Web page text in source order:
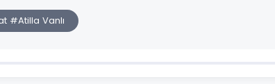
#Atilla Vanlı